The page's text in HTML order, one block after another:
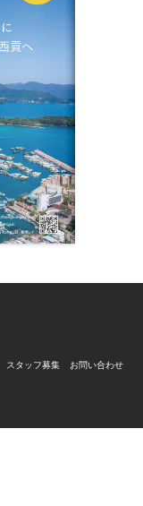
スタッフ募集 お問い合わせ